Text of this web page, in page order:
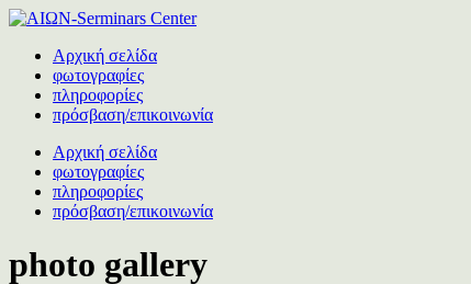
Αρχική σελίδα
φωτογραφίες
πληροφορίες
πρόσβαση/επικοινωνία
Αρχική σελίδα
φωτογραφίες
πληροφορίες
πρόσβαση/επικοινωνία
photo gallery